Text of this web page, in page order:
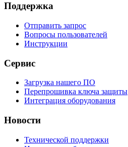
Поддержка
Отправить запрос
Вопросы пользователей
Инструкции
Сервис
Загрузка нашего ПО
Перепрошивка ключа защиты
Интеграция оборудования
Новости
Технической поддержки